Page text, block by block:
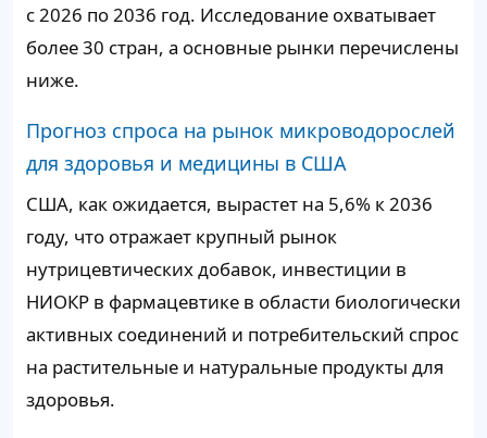
с 2026 по 2036 год. Исследование охватывает
более 30 стран, а основные рынки перечислены
ниже.
Прогноз спроса на рынок микроводорослей
для здоровья и медицины в США
США, как ожидается, вырастет на 5,6% к 2036
году, что отражает крупный рынок
нутрицевтических добавок, инвестиции в
НИОКР в фармацевтике в области биологически
активных соединений и потребительский спрос
на растительные и натуральные продукты для
здоровья.